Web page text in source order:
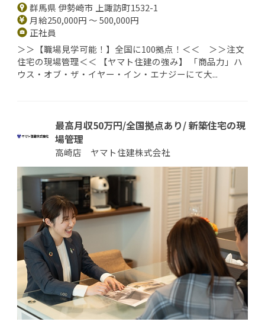
群馬県 伊勢崎市 上諏訪町1532-1
月給250,000円 ～ 500,000円
正社員
＞＞【職場見学可能！】全国に100拠点！＜＜ ＞＞注文
住宅の現場管理＜＜ 【ヤマト住建の強み】 「商品力」ハ
ウス・オブ・ザ・イヤー・イン・エナジーにて大...
最高月収50万円/全国拠点あり/ 新築住宅の現
場管理
高崎店 ヤマト住建株式会社